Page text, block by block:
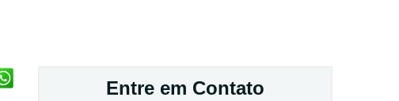
Entre em Contato